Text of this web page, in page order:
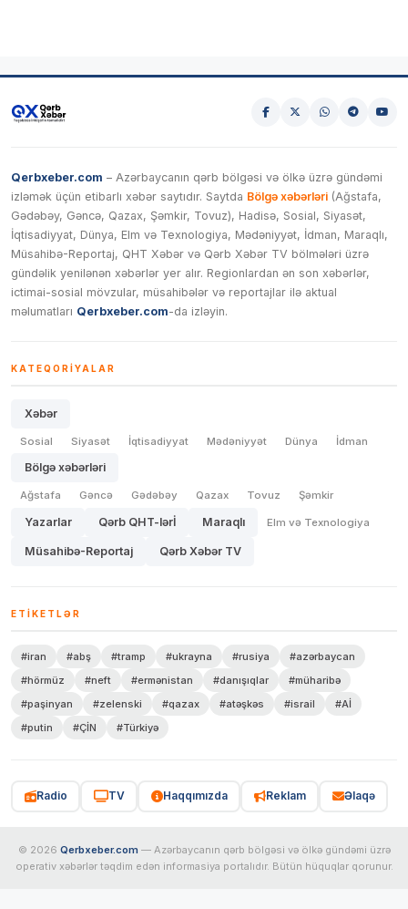
Qerbxeber.com – Azərbaycanın qərb bölgəsi və ölkə üzrə gündəmi
izləmək üçün etibarlı xəbər saytıdır. Saytda Bölgə xəbərləri (Ağstafa,
Gədəbəy, Gəncə, Qazax, Şəmkir, Tovuz), Hadisə, Sosial, Siyasət,
İqtisadiyyat, Dünya, Elm və Texnologiya, Mədəniyyət, İdman, Maraqlı,
Müsahibə-Reportaj, QHT Xəbər və Qərb Xəbər TV bölmələri üzrə
gündəlik yenilənən xəbərlər yer alır. Regionlardan ən son xəbərlər,
ictimai-sosial mövzular, müsahibələr və reportajlar ilə aktual
məlumatları Qerbxeber.com-da izləyin.
KATEQORIYALAR
Xəbər
Sosial Siyasət İqtisadiyyat Mədəniyyət Dünya İdman
Bölgə xəbərləri
Ağstafa Gəncə Gədəbəy Qazax Tovuz Şəmkir
Yazarlar Qərb QHT-lərİ Maraqlı Elm və Texnologiya
Müsahibə-Reportaj Qərb Xəbər TV
ETIKETLƏR
#iran #abş #tramp #ukrayna #rusiya
#azərbaycan
#hörmüz
#neft #ermənistan #danışıqlar
#müharibə
#paşinyan
#zelenski #qazax #atəşkəs #israil
#Aİ
#putin
#ÇİN #Türkiyə
Radio TV Haqqımızda Reklam Əlaqə
© 2026 Qerbxeber.com — Azərbaycanın qərb bölgəsi və ölkə gündəmi üzrə
operativ xəbərlər təqdim edən informasiya portalıdır. Bütün hüquqlar qorunur.